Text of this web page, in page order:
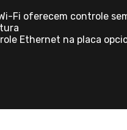
Fi oferecem controle
Ethernet na placa